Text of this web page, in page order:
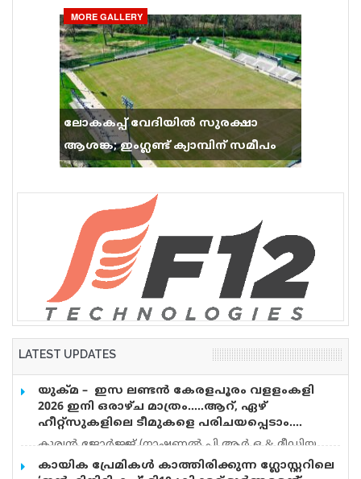
MORE GALLERY
ലോകകപ്പ് വേദിയിൽ സുരക്ഷാ
ആശങ്ക; ഇംഗ്ലണ്ട് ക്യാമ്പിന് സമീപം
വെടിവെപ്പ്, 9 പേർക്ക് പരിക്ക്
LATEST UPDATES
യുക്മ – ഇസ ലണ്ടൻ കേരളപൂരം വളളംകളി
2026 ഇനി ഒരാഴ്ച മാത്രം…..ആറ്, ഏഴ്
ഹീറ്റ്സുകളിലെ ടീമുകളെ പരിചയപ്പെടാം….
കുര്യൻ ജോർജ്ജ് (നാഷണൽ പി.ആർ.ഒ & മീഡിയ
കോർഡിനേറ്റർ) യുക്മ – ഇസ ലണ്ടൻ കേരളപൂരം
കായിക പ്രേമികള്‍ കാത്തിരിക്കുന്ന ഗ്ലോസ്റ്ററിലെ